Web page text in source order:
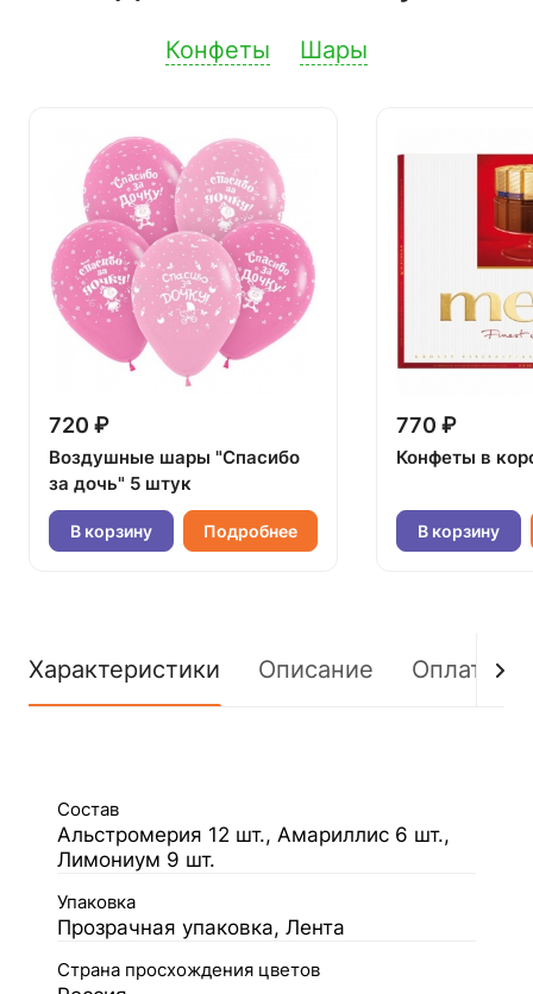
Конфеты Шары
720 ₽
Воздушные шары "Спасибо
за дочь" 5 штук
В корзину Подробнее
770 ₽
Конфеты в
В корзину
Характеристики Описание Оплата
Состав
Альстромерия 12 шт., Амариллис 6 шт.,
Лимониум 9 шт.
Упаковка
Прозрачная упаковка, Лента
Страна просхождения цветов